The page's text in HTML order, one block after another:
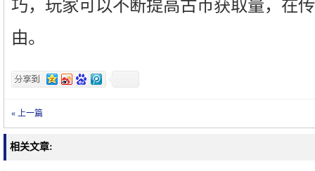
巧，玩家可以不断提高古币获取量，在
由。
« 上一篇
相关文章: